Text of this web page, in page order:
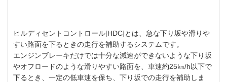
ヒルディセントコントロール[HDC]とは、急な下り坂や滑りや
すい路面を下るときの走行を補助するシステムです。
エンジンブレーキだけでは十分な減速ができないような下り坂
やオフロードのような滑りやすい路面を、車速約25㎞/h以下で
下るとき、一定の低車速を保ち、下り坂での走行を補助しま